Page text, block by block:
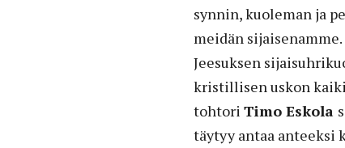
synnin, kuoleman ja
meidän sijaisenamme.
Jeesuksen
kristillisen uskon
tohtori Timo Eskola
täytyy antaa anteeksi